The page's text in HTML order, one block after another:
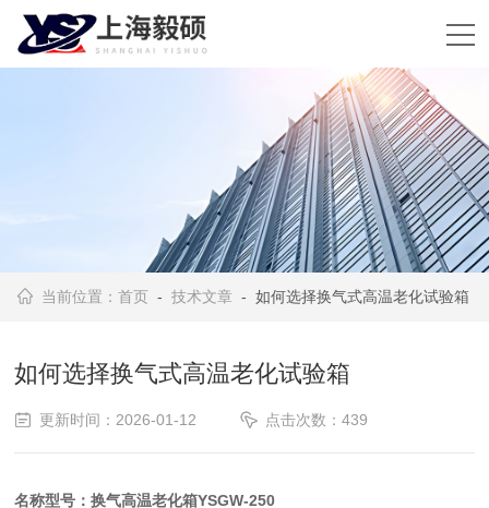
当前位置：首页 -技术文章 - 如何选择换气式高温老化试验箱
如何选择换气式高温老化试验箱
更新时间：2026-01-12 点击次数：439
名称型号：换气高温老化箱YSGW-250